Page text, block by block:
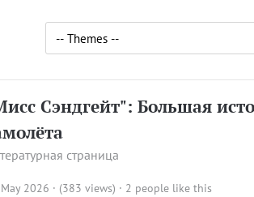
Сэндгейт": Большая
страница
2026 · (383 views) · 2 people like this